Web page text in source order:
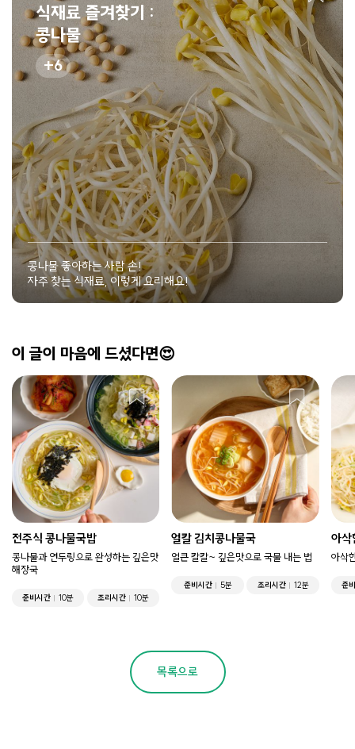
식재료 즐겨찾기 :
콩나물
6
콩나물 좋아하는 사람 손!
자주 찾는 식재료, 이렇게 요리해요!
이 글이 마음에 드셨다면😍
전주식 콩나물국밥
콩나물과 연두링으로 완성하는 깊은맛
해장국
준비시간 10분 조리시간 10분
얼칼 김치콩나물국
얼큰 칼칼~ 깊은맛으로 국물 내는 법
준비시간 5분 조리시간 12분
아삭
아삭
준
목록으로